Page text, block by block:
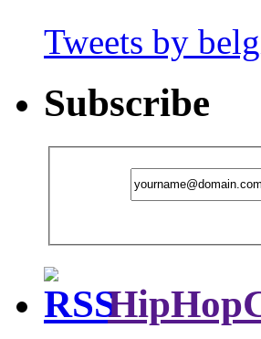
Tweets by
Subscribe